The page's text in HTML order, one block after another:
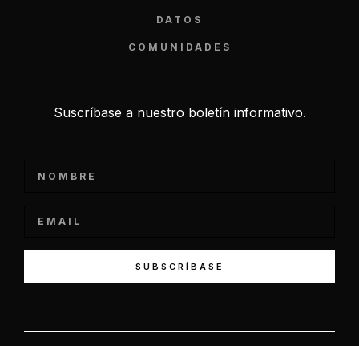
DATOS
COMUNIDADES
Suscríbase a nuestro boletín informativo.
SUBSCRÍBASE